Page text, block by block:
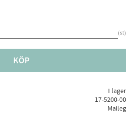
st
KÖP
I lager
17-5200-00
Maileg